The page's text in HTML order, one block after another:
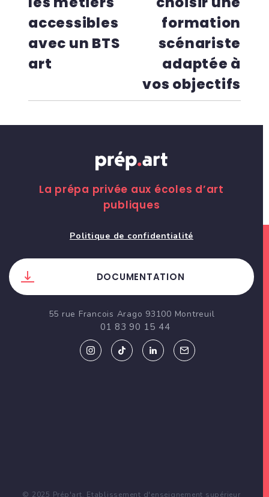
accessibles
avec un BTS
art
formation
scénariste
adaptée à
vos objectifs
La prépa privée aux écoles d’art
publiques
Politique de confidentialité
DOCUMENTATION
55 rue Francois Arago 93100 Montreuil
01 83 90 15 44
© 2025 Prép'art. Etablissement d'enseignement supérieur